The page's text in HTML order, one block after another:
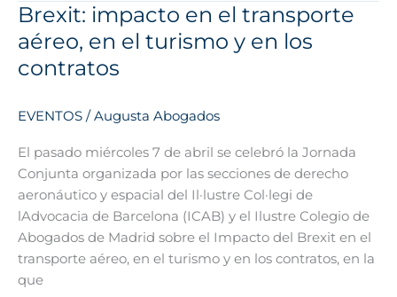
Brexit: impacto en el transporte
aéreo, en el turismo y en los
contratos
EVENTOS /Augusta Abogados
El pasado miércoles 7 de abril se celebró la Jornada
Conjunta organizada por las secciones de derecho
aeronáutico y espacial del Il·lustre Col·legi de
lAdvocacia de Barcelona (ICAB) y el Ilustre Colegio de
Abogados de Madrid sobre el Impacto del Brexit en el
transporte aéreo, en el turismo y en los contratos, en la
que
Brexit:
impacto
en
el
aéreo,
el
turismo
y
en
los
contratos